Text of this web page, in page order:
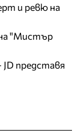
и ревю на
"Мистър
JD представя